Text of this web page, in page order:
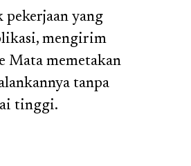
yang
mengirim
Mata memetakan
tanpa
tinggi.